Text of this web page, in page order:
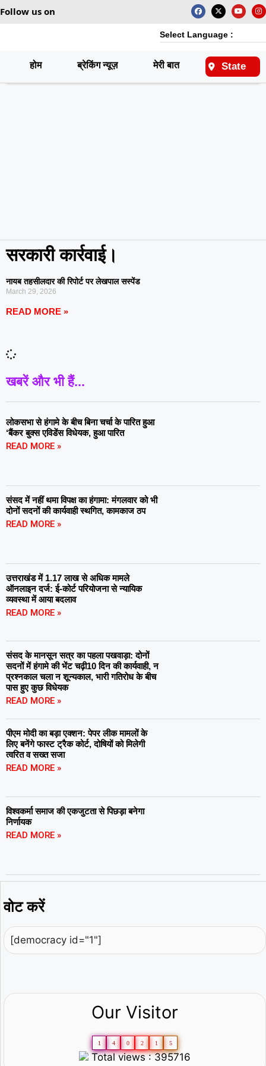
Follow us on
Select Language :
होम ब्रेकिंग न्यूज़ मेरी बात राष्ट्रीय
State
सरकारी कार्रवाई।
नायब तहसीलदार की रिपोर्ट पर लेखपाल सस्पेंड
March 29, 2026
READ MORE »
खबरें और भी हैं...
लोकसभा से हंगामे के बीच बिना चर्चा के पारित हुआ
‘बैंकर बुक्स एविडेंस विधेयक, हुआ पारित
READ MORE »
संसद में नहीं थमा विपक्ष का हंगामा: मंगलवार को भी
दोनों सदनों की कार्यवाही स्थगित, कामकाज ठप
READ MORE »
उत्तराखंड में 1.17 लाख से अधिक मामले
ऑनलाइन दर्ज: ई-कोर्ट परियोजना से न्यायिक
व्यवस्था में आया बदलाव
READ MORE »
संसद के मानसून सत्र का पहला पखवाड़ा: दोनों
सदनों में हंगामे की भेंट चढ़ी10 दिन की कार्यवाही, न
प्रश्नकाल चला न शून्यकाल, भारी गतिरोध के बीच
पास हुए कुछ विधेयक
READ MORE »
पीएम मोदी का बड़ा एक्शन: पेपर लीक मामलों के
लिए बनेंगे फास्ट ट्रैक कोर्ट, दोषियों को मिलेगी
त्वरित व सख्त सजा
READ MORE »
विश्वकर्मा समाज की एकजुटता से पिछड़ा बनेगा
निर्णायक
READ MORE »
वोट करें
[democracy id="1"]
Our Visitor
1 4 0 2 1 5
Total views : 395716